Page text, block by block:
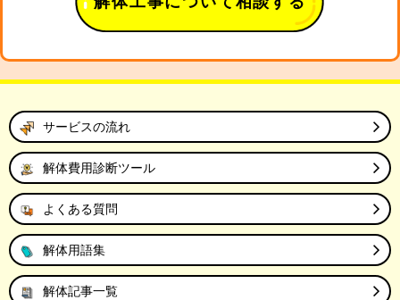
サービスの流れ
解体費用診断ツール
よくある質問
解体用語集
解体記事一覧